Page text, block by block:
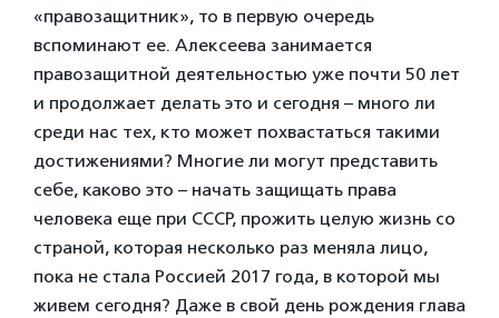
«правозащитник», то в первую очередь
вспоминают ее. Алексеева занимается
правозащитной деятельностью уже почти 50 лет
и продолжает делать это и сегодня – много ли
среди нас тех, кто может похвастаться такими
достижениями? Многие ли могут представить
себе, каково это – начать защищать права
человека еще при СССР, прожить целую жизнь со
страной, которая несколько раз меняла лицо,
пока не стала Россией 2017 года, в которой мы
живем сегодня? Даже в свой день рождения глава